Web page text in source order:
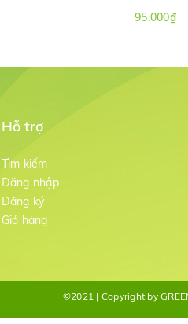
95.000₫
Hỗ trợ
Tìm kiếm
Đăng nhập
Đăng ký
Giỏ hàng
©2021 | Copyright by